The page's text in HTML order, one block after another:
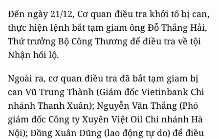
Đến ngày 21/12, Cơ quan điều tra khởi tố bị can,
thực hiện lệnh bắt tạm giam ông Đỗ Thắng Hải,
Thứ trưởng Bộ Công Thương để điều tra về tội
Nhận hối lộ.
Ngoài ra, cơ quan điều tra đã bắt tạm giam bị
can Vũ Trung Thành (Giám đốc Vietinbank Chi
nhánh Thanh Xuân); Nguyễn Văn Thắng (Phó
giám đốc Công ty Xuyên Việt Oil Chi nhánh Hà
Nội); Đồng Xuân Dũng (lao động tự do) để điều